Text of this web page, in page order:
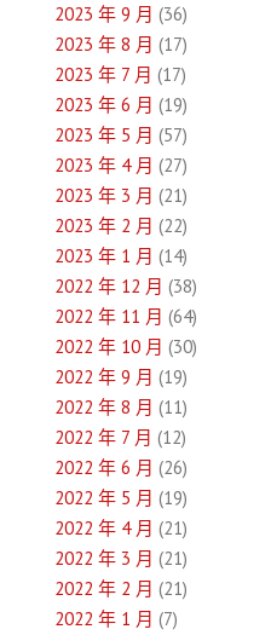
2023 年 9 月 (36)
2023 年 8 月 (17)
2023 年 7 月 (17)
2023 年 6 月 (19)
2023 年 5 月 (57)
2023 年 4 月 (27)
2023 年 3 月 (21)
2023 年 2 月 (22)
2023 年 1 月 (14)
2022 年 12 月 (38)
2022 年 11 月 (64)
2022 年 10 月 (30)
2022 年 9 月 (19)
2022 年 8 月 (11)
2022 年 7 月 (12)
2022 年 6 月 (26)
2022 年 5 月 (19)
2022 年 4 月 (21)
2022 年 3 月 (21)
2022 年 2 月 (21)
2022 年 1 月 (7)